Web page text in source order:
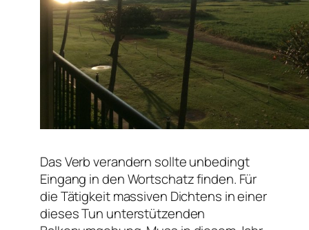
Das Verb verandern sollte unbedingt
Eingang in den Wortschatz finden. Für
die Tätigkeit massiven Dichtens in einer
dieses Tun unterstützenden